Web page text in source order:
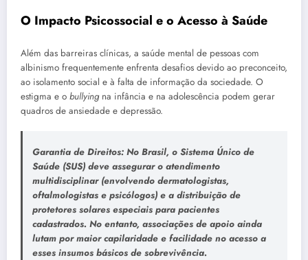
O Impacto Psicossocial e o Acesso à Saúde
Além das barreiras clínicas, a saúde mental de pessoas com
albinismo frequentemente enfrenta desafios devido ao preconceito,
ao isolamento social e à falta de informação da sociedade. O
estigma e o bullyingna infância e na adolescência podem gerar
quadros de ansiedade e depressão.
Garantia de Direitos:No Brasil, o Sistema Único de
Saúde (SUS) deve assegurar o atendimento
multidisciplinar (envolvendo dermatologistas,
oftalmologistas e psicólogos) e a distribuição de
protetores solares especiais para pacientes
cadastrados. No entanto, associações de apoio ainda
lutam por maior capilaridade e facilidade no acesso a
esses insumos básicos de sobrevivência.